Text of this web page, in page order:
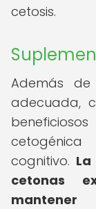
cetosis.
Además
adecuada,
cognitivo.
cetonas